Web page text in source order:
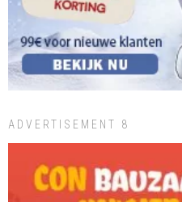
ADVERTISEMENT 8